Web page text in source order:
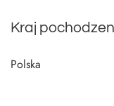
Kraj
Polska